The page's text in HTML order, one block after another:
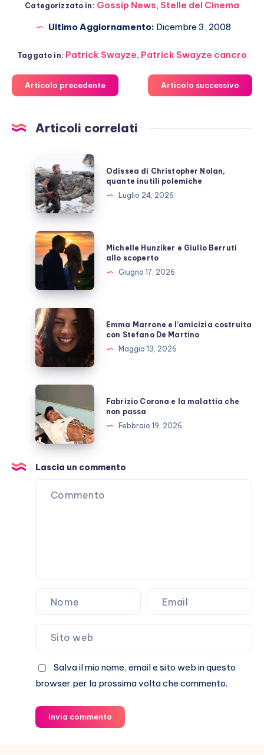
Categorizzato in: Gossip News, Stelle del Cinema
Ultimo Aggiornamento: Dicembre 3, 2008
Taggato in: Patrick Swayze, Patrick Swayze cancro
Articolo precedente Articolo successivo
Articoli correlati
di
Christopher
Nolan,
quante
inutili
polemiche
Odissea di Christopher Nolan,
quante inutili polemiche
Luglio 24, 2026
Michelle
Hunziker
e
Berruti
allo
scoperto
Michelle Hunziker e Giulio Berruti
allo scoperto
Giugno 17, 2026
Emma
Marrone
e
l’amicizia
costruita
con
Stefano
De
Martino
Emma Marrone e l’amicizia costruita
con Stefano De Martino
Maggio 13, 2026
Fabrizio
Corona
e
la
malattia
che
non
passa
Fabrizio Corona e la malattia che
non passa
Febbraio 19, 2026
Lascia un commento
Salva il mio nome, email e sito web in questo
browser per la prossima volta che commento.
Invia commento